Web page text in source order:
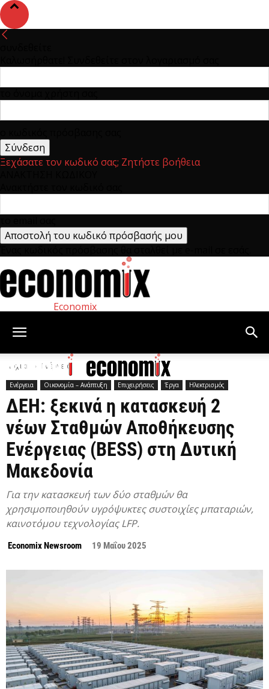
Ξεχάσατε τον κωδικό σας; Ζητήστε βοήθεια
Economix
Αρχική Ενέργεια
Ενέργεια Οικονομία – Ανάπτυξη Επιχειρήσεις Έργα Ηλεκτρισμός
ΔΕΗ: ξεκινά η κατασκευή 2
νέων Σταθμών Αποθήκευσης
Ενέργειας (BESS) στη Δυτική
Μακεδονία
Για την κατασκευή των δύο σταθμών θα
χρησιμοποιηθούν υγρόψυκτες συστοιχίες μπαταριών,
καινοτόμου τεχνολογίας LFP.
Economix Newsroom 19 Μαΐου 2025